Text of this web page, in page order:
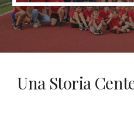
Una Storia